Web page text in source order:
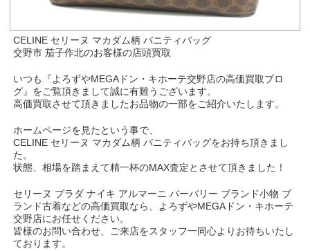
CELINE セリーヌ マカダム柄 バニティバッグ
交野市 茄子作北のお客様の店頭買取
いつも『よろずやMEGAドン・キホーテ交野店の高価買取ブロ
グ』をご覧頂きまして誠に有難うございます。
高価買取させて頂きましたお品物の一部をご紹介いたします。
ホームページを見たという事で、
CELINE セリーヌ マカダム柄 バニティバッグをお持ち頂きまし
た。
状態、相場を踏まえて精一杯のMAX査定とさせて頂きました！
セリーヌ プラダ ナイキ アルマーニ バーバリー ブランド小物 ブ
ランド古着などの高価買取なら、よろずやMEGAドン・キホーテ
交野店にお任せください。
皆様のお問い合わせ、ご来店をスタッフ一同心よりお待ちいたし
ております。